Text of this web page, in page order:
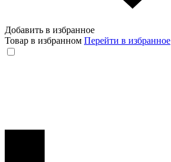
Добавить в избранное
Товар в избранном Перейти в избранное